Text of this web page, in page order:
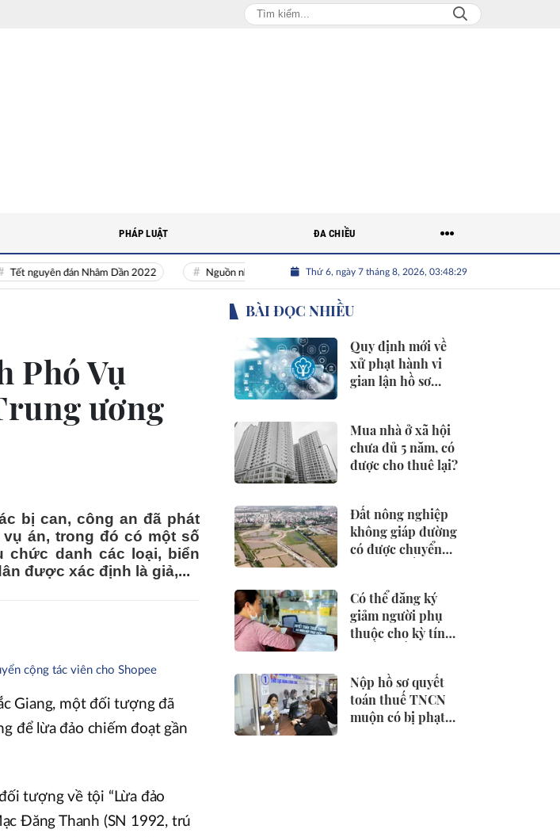
đán Nhâm Dần 2022 Nguồn nhân lực Việt Nhân tài Việt Nam Giải bài toán nguồn nhân
Thứ 6, ngày 7 tháng 8, 2026, 03:48:30
PHÁP LUẬT ĐA CHIỀU
Phó Vụ
ương
bị can, công an đã phát
án, trong đó có một số
chức danh các loại, biển
được xác định là giả,...
cộng tác viên cho Shopee
Giang, một đối tượng đã
để lừa đảo chiếm đoạt gần
tượng về tội “Lừa đảo
Đăng Thanh (SN 1992, trú
BÀI ĐỌC NHIỀU
Quy định mới về
xử phạt hành vi
gian lận hồ sơ
Mua nhà ở xã hội
chưa đủ 5 năm, có
được cho thuê lại?
Đất nông nghiệp
không giáp đường
có được chuyển
Có thể đăng ký
giảm người phụ
thuộc cho kỳ tính
Nộp hồ sơ quyết
toán thuế TNCN
muộn có bị phạt